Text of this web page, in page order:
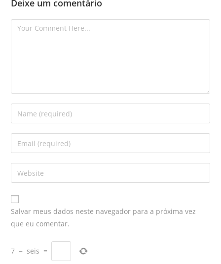
Deixe um comentário
Salvar meus dados neste navegador para a próxima vez
que eu comentar.
7 − seis =